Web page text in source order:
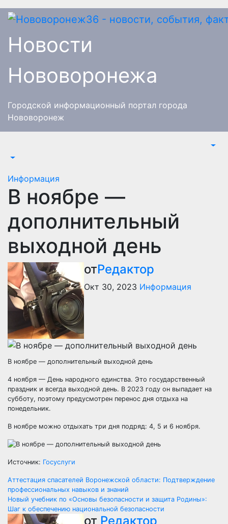
Перейти
Новости
Нововоронежа
Городской информационный портал города
Нововоронеж
Информация
В ноябре —
дополнительный
выходной день
отРедактор
Окт 30, 2023 Информация
В ноябре — дополнительный выходной день
4 ноября — День народного единства. Это государственный
праздник и всегда выходной день. В 2023 году он выпадает на
субботу, поэтому предусмотрен перенос дня отдыха на
понедельник.
В ноябре можно отдыхать три дня подряд: 4, 5 и 6 ноября.
Источник: Госуслуги
Навигация
по
Аттестация спасателей Воронежской области: Подтверждение
профессиональных навыков и знаний
Новый учебник по «Основы безопасности и защита Родины»:
Шаг к обеспечению национальной безопасности
от Редактор